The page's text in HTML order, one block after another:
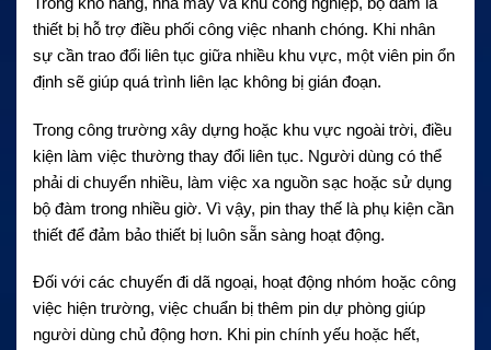
thiết bị hỗ trợ điều phối công việc nhanh chóng. Khi nhân
sự cần trao đổi liên tục giữa nhiều khu vực, một viên pin ổn
định sẽ giúp quá trình liên lạc không bị gián đoạn.
Trong công trường xây dựng hoặc khu vực ngoài trời, điều
kiện làm việc thường thay đổi liên tục. Người dùng có thể
phải di chuyển nhiều, làm việc xa nguồn sạc hoặc sử dụng
bộ đàm trong nhiều giờ. Vì vậy, pin thay thế là phụ kiện cần
thiết để đảm bảo thiết bị luôn sẵn sàng hoạt động.
Đối với các chuyến đi dã ngoại, hoạt động nhóm hoặc công
việc hiện trường, việc chuẩn bị thêm pin dự phòng giúp
người dùng chủ động hơn. Khi pin chính yếu hoặc hết,